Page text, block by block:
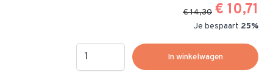
€ 14,30 € 10,71
Je bespaart 25%
Hoeveelheid
In winkelwagen